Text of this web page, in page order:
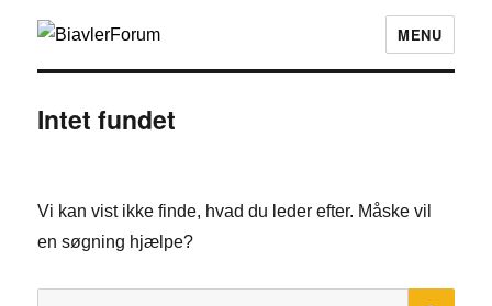
MENU
Intet fundet
Vi kan vist ikke finde, hvad du leder efter. Måske vil
en søgning hjælpe?